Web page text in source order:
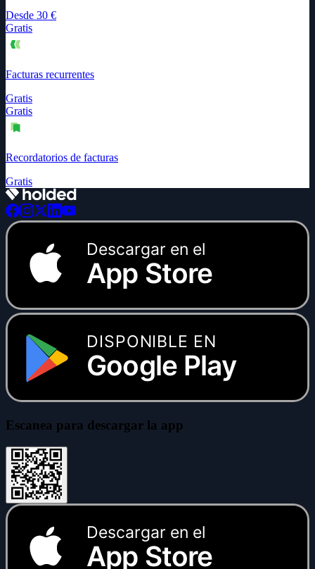
Desde 30 €
Gratis
Facturas recurrentes
Gratis
Gratis
Recordatorios de facturas
Gratis
Descargar en el
App Store
DISPONIBLE EN
Google Play
Escanea para descargar la app
Descargar en el
App Store